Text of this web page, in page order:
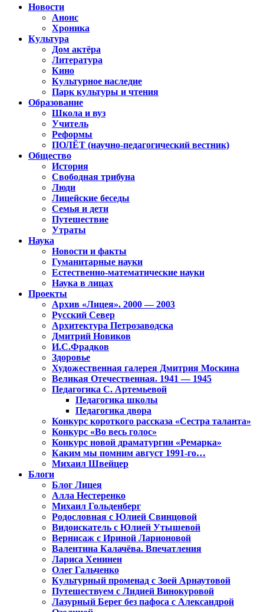
Новости
Анонс
Хроника
Культура
Дом актёра
Литература
Кино
Культурное наследие
Парк культуры и чтения
Образование
Школа и вуз
Учитель
Реформы
ПОЛЁТ (научно-педагогический вестник)
Общество
История
Свободная трибуна
Люди
Лицейские беседы
Семья и дети
Путешествие
Утраты
Наука
Новости и факты
Гуманитарные науки
Естественно-математические науки
Наука в лицах
Проекты
Архив «Лицея». 2000 — 2003
Русский Север
Архитектура Петрозаводска
Дмитрий Новиков
И.С.Фрадков
Здоровье
Художественная галерея Дмитрия Москина
Великая Отечественная. 1941 — 1945
Педагогика С. Артемьевой
Педагогика школы
Педагогика двора
Конкурс короткого рассказа «Сестра таланта»
Конкурс «Во весь голос»
Конкурс новой драматургии «Ремарка»
Каким мы помним август 1991-го…
Михаил Швейцер
Блоги
Блог Лицея
Алла Нестеренко
Михаил Гольденберг
Родословная с Юлией Свинцовой
Видоискатель с Юлией Утышевой
Вернисаж с Ириной Ларионовой
Валентина Калачёва. Впечатления
Лариса Хенинен
Олег Гальченко
Культурный променад с Зоей Арнаутовой
Путешествуем с Лидией Винокуровой
Лазурный Берег без пафоса с Александрой